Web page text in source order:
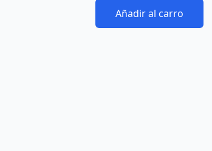
Añadir al carro